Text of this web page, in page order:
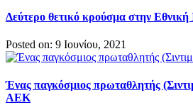
Δεύτερο θετικό κρούσμα στην Εθνική
Posted on: 9 Ιουνίου, 2021
Ένας παγκόσμιος πρωταθλητής
ΑΕΚ